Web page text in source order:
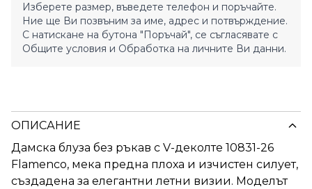
Изберете размер, въведете телефон и поръчайте.
Ние ще Ви позвъним за име, адрес и потвърждение.
С натискане на бутона "Поръчай", се съгласявате с
Общите условия и Обработка на личните Ви данни.
ОПИСАНИЕ
Дамска блуза без ръкав с V-деколте 10831-26
Flamenco, мека предна плоха и изчистен силует,
създадена за елегантни летни визии. Моделът